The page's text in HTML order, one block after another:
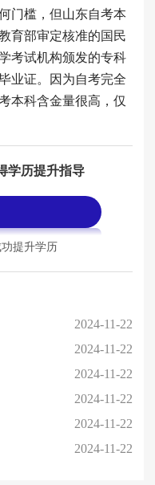
门槛，但山东自考本
育部审定核准的国民
考试机构颁发的专科
业证。因为自考完全
本科含金量很高，仅
学历提升指导
提升学历
2024-11-22
2024-11-22
2024-11-22
2024-11-22
2024-11-22
2024-11-22